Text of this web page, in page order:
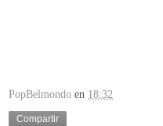
PopBelmondo en 18:32
Compartir